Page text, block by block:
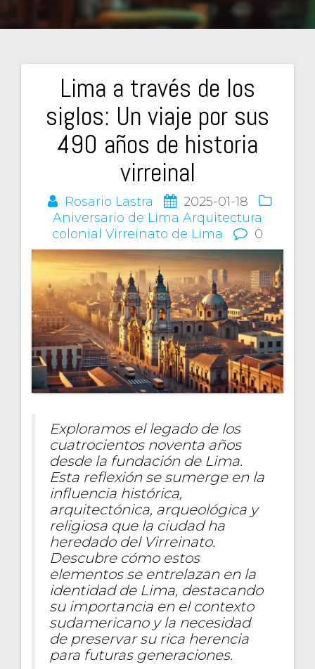
Lima a través de los
siglos: Un viaje por sus
490 años de historia
virreinal
Rosario Lastra
2025-01-18
Aniversario de Lima Arquitectura
colonial Virreinato de Lima 0
Exploramos el legado de los
cuatrocientos noventa años
desde la fundación de Lima.
Esta reflexión se sumerge en la
influencia histórica,
arquitectónica, arqueológica y
religiosa que la ciudad ha
heredado del Virreinato.
Descubre cómo estos
elementos se entrelazan en la
identidad de Lima, destacando
su importancia en el contexto
sudamericano y la necesidad
de preservar su rica herencia
para futuras generaciones.
Navegación
de
entradas